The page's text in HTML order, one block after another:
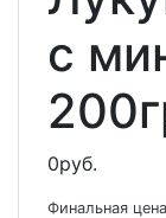
с
0руб.
Финальная